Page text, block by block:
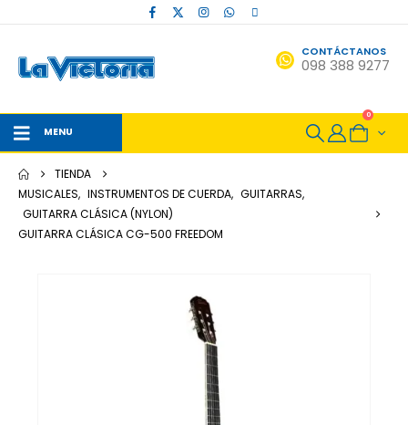
CONTÁCTANOS
098 388 9277
MENU
0
TIENDA
MUSICALES, INSTRUMENTOS DE CUERDA, GUITARRAS,
GUITARRA CLÁSICA (NYLON)
GUITARRA CLÁSICA CG-500 FREEDOM